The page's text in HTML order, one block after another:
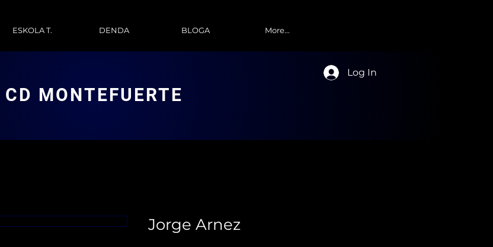
ESKOLA T. DENDA BLOGA More...
CD MONTEFUERTE
Log In
Jorge Arnez